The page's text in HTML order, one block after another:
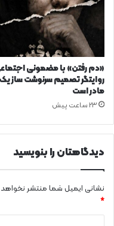
«دم رفتن» با مضمونی
روایتگر تصمیم سرنوشت ساز یک
مادر است
23 ساعت پیش
دیدگاهتان را بنویسید
نشانی ایمیل شما منتشر
*